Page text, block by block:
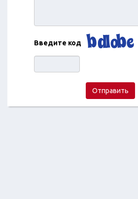
Введите код
Отправить